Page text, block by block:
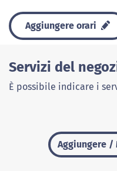
Aggiungere orari
Servizi del
È possibile indicare i
Aggiungere /